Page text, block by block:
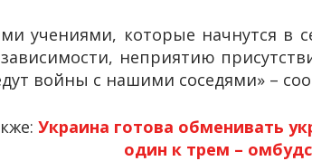
учениями, которые начнутся в
неприятию
войны с нашими соседями» –
Украина готова обменивать
один к трем –